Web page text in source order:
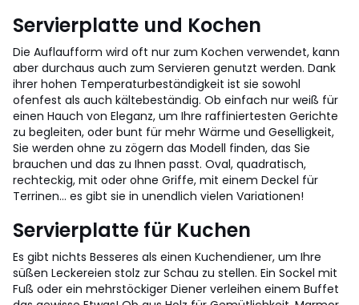
Servierplatte und Kochen
Die Auflaufform wird oft nur zum Kochen verwendet, kann
aber durchaus auch zum Servieren genutzt werden. Dank
ihrer hohen Temperaturbeständigkeit ist sie sowohl
ofenfest als auch kältebeständig. Ob einfach nur weiß für
einen Hauch von Eleganz, um Ihre raffiniertesten Gerichte
zu begleiten, oder bunt für mehr Wärme und Geselligkeit,
Sie werden ohne zu zögern das Modell finden, das Sie
brauchen und das zu Ihnen passt. Oval, quadratisch,
rechteckig, mit oder ohne Griffe, mit einem Deckel für
Terrinen... es gibt sie in unendlich vielen Variationen!
Servierplatte für Kuchen
Es gibt nichts Besseres als einen Kuchendiener, um Ihre
süßen Leckereien stolz zur Schau zu stellen. Ein Sockel mit
Fuß oder ein mehrstöckiger Diener verleihen einem Buffet